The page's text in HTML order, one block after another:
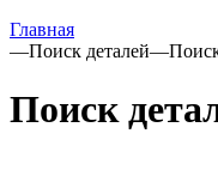
Главная
—Поиск деталей—
Поиск